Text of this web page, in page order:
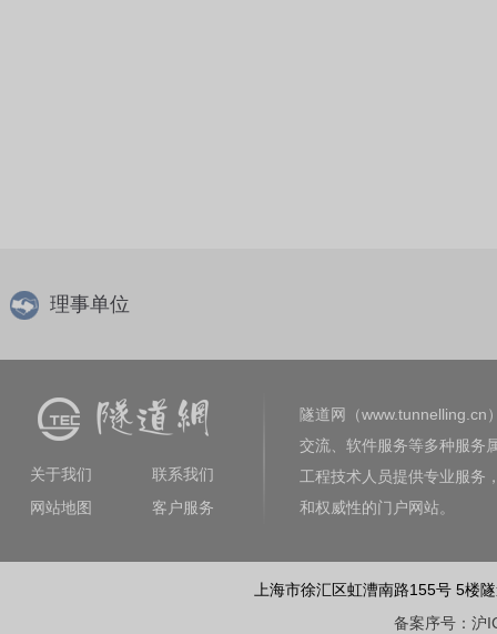
理事单位
关于我们
联系我们
网站地图
客户服务
隧道网（www.tunnelling.cn
交流、软件服务等多种服务
工程技术人员提供专业服务
和权威性的门户网站。
上海市徐汇区虹漕南路155号 5楼
备案序号：沪